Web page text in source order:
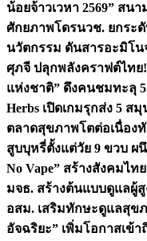
น้อยจ้าวเวหา 2569” สน
ศักยภาพโดรนวช. ยกระ
นวัตกรรม ดันสารอะมิโ
ศุภจี ปลุกพลังคราฟต์ไทย
แห่งชาติ” ดึงคนชมทะลุ
Herbs เปิดเกมรุกส่ง 5 ส
ตลาดสุขภาพโตต่อเนื่อง
สูบบุหรี่ตั้งแต่วัย 9 ขวบ ผ
No Vape” สร้างสังคมไ
มจธ. สร้างต้นแบบดูแลผู้สู
อสม. เสริมทักษะดูแลสุข
อัจฉริยะ” เพิ่มโอกาสเข้